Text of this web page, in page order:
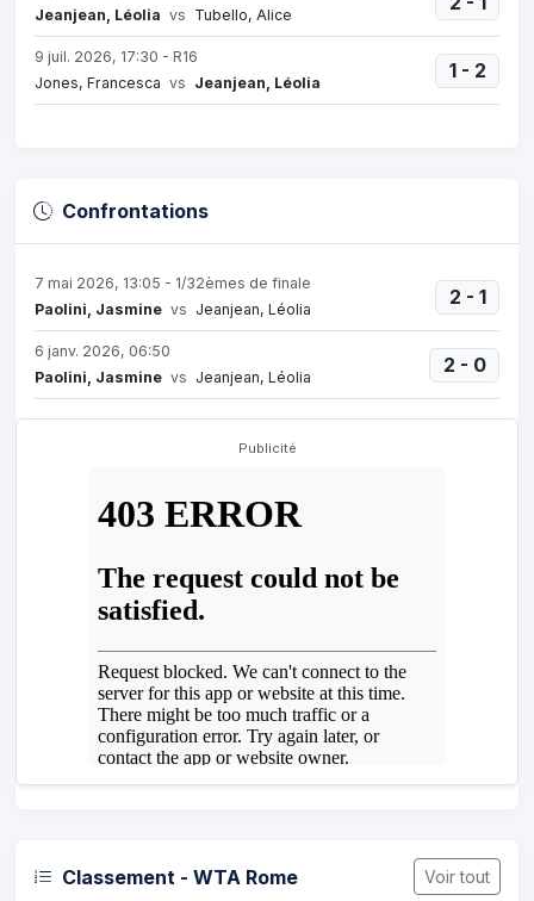
Jeanjean, Léolia vs Tubello, Alice
9 juil. 2026, 17:30 - R16
Jones, Francesca vs Jeanjean, Léolia
1 - 2
Confrontations
7 mai 2026, 13:05 - 1/32èmes de finale
Paolini, Jasmine vs Jeanjean, Léolia
2 - 1
6 janv. 2026, 06:50
Paolini, Jasmine vs Jeanjean, Léolia
2 - 0
Publicité
Classement - WTA Rome Voir tout